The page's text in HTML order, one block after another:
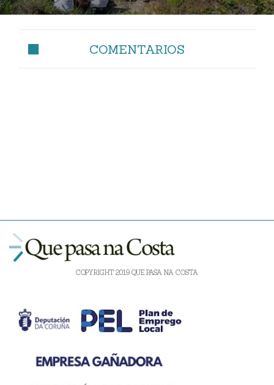
COMENTARIOS
COPYRIGHT 2019 QUE PASA NA COSTA